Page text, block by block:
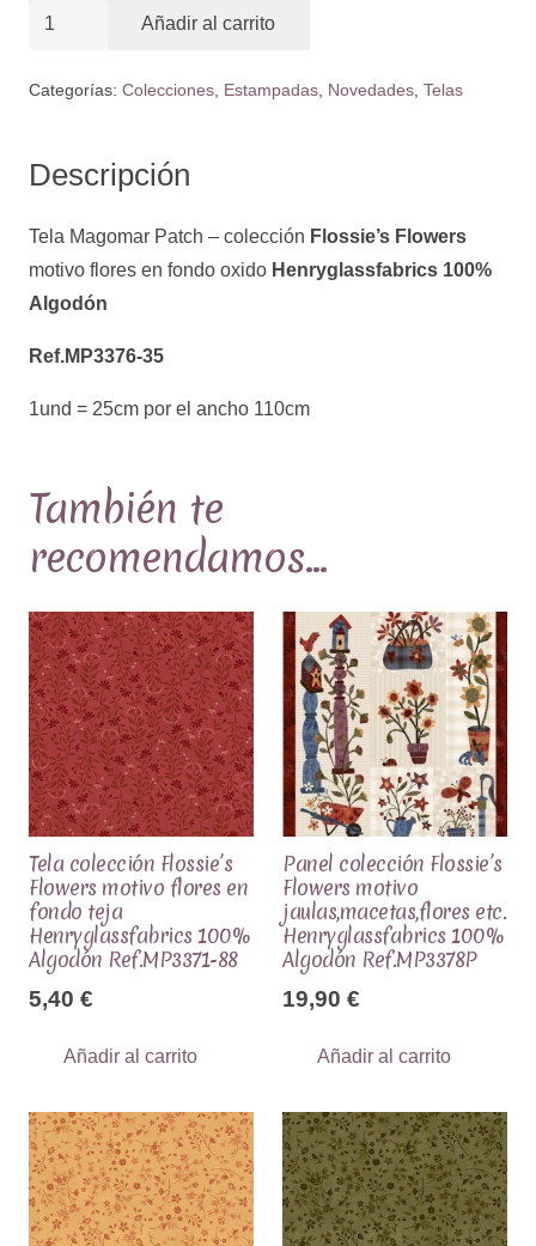
Tela
Flossie's
flores
fondo
oxido
Henryglassfabrics
100%
Ref.MP3376-
Añadir al carrito
Categorías: Colecciones, Estampadas, Novedades, Telas
Descripción
Tela Magomar Patch – colección Flossie’s Flowers
motivo flores en fondo oxido Henryglassfabrics 100%
Algodón
Ref.MP3376-35
1und = 25cm por el ancho 110cm
También te
recomendamos…
Tela colección Flossie’s
Flowers motivo flores en
fondo teja
Henryglassfabrics 100%
Algodón Ref.MP3371-88
5,40 €
Añadir al carrito
Panel colección Flossie’s
Flowers motivo
jaulas,macetas,flores etc.
Henryglassfabrics 100%
Algodón Ref.MP3378P
19,90 €
Añadir al carrito